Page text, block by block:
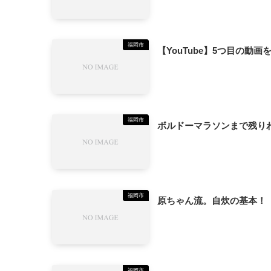
福岡市
【YouTube】5つ目の動画
福岡市
ボルドーマラソンまで残り
福岡市
原ちゃん流。自炊の基本！